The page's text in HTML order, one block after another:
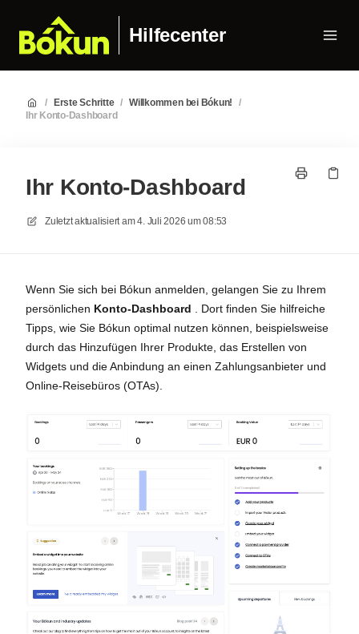
Hilfecenter
/ Erste Schritte / Willkommen bei Bókun!
/
Ihr Konto-Dashboard
Ihr Konto-Dashboard
Zuletzt aktualisiert am4. Juli 2026 um 08:53
Wenn Sie sich bei Bókun anmelden, gelangen Sie zu Ihrem
persönlichen Konto-Dashboard . Dort finden Sie hilfreiche
Tipps, wie Sie Bókun optimal nutzen können, beispielsweise
durch das Hinzufügen Ihrer Produkte, das Erstellen von
Widgets und die Anbindung an einen Zahlungsanbieter und
Online-Reisebüros (OTAs).